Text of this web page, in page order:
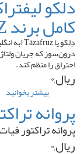
)کامل برند KBZ
درون‌سوز که جریان
احتراق را منظم کند.
ریال,۰
بیشتر بخوانید
۳
پروانه
پروانه تراکتور
ریال,۰